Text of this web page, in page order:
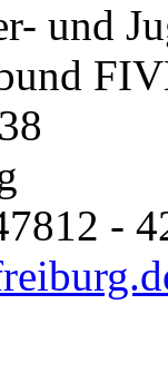
und
-